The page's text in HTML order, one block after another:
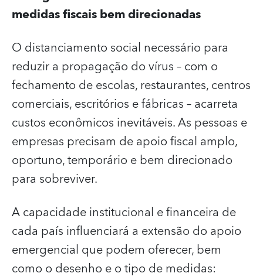
medidas fiscais bem direcionadas
O distanciamento social necessário para
reduzir a propagação do vírus – com o
fechamento de escolas, restaurantes, centros
comerciais, escritórios e fábricas – acarreta
custos econômicos inevitáveis. As pessoas e
empresas precisam de apoio fiscal amplo,
oportuno, temporário e bem direcionado
para sobreviver.
A capacidade institucional e financeira de
cada país influenciará a extensão do apoio
emergencial que podem oferecer, bem
como o desenho e o tipo de medidas: